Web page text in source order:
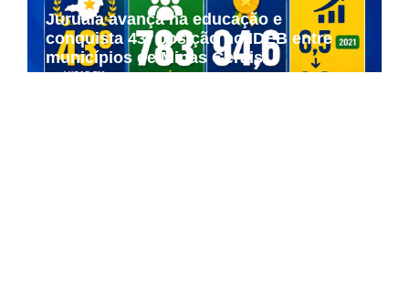
Juruaia avança na educação e
conquista 43ª posição no IDEB entre
municípios de Minas Gerais